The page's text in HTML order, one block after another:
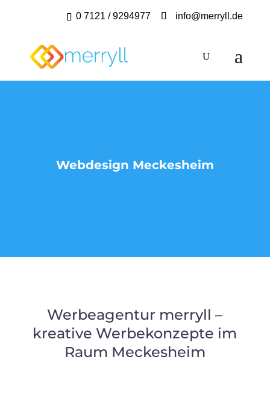
0 7121 / 9294977 info@merryll.de
Webdesign Meckesheim
Werbeagentur merryll –
kreative Werbekonzepte im
Raum Meckesheim